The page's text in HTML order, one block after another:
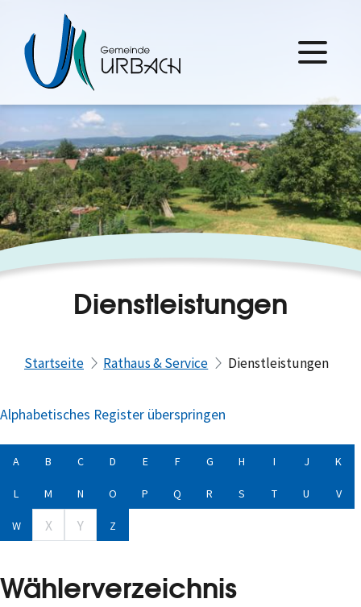
Dienstleistungen
Startseite Rathaus & Service Dienstleistungen
Alphabetisches Register überspringen
A B C D E F G H I J K
L M N O P Q R S T U V
W X Y Z
Wählerverzeichnis